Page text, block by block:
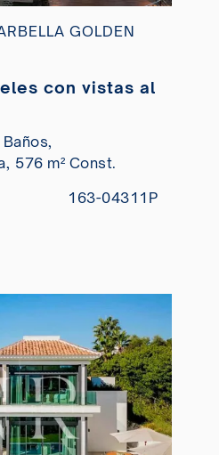
GOLDEN
con vistas al
Baños,
576 m² Const.
163-04311P